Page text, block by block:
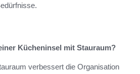
Kücheninsel mit Stauraum?
verbessert die Organisation